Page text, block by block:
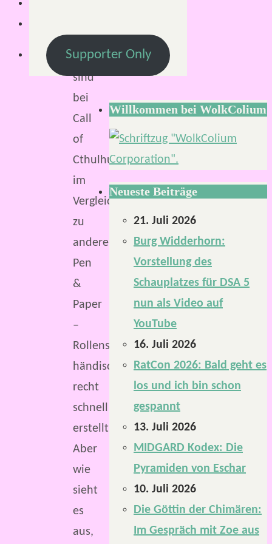
Minuten
Investigator*innen
sind
bei
Call
of
Cthulhu
im
Vergleich
zu
anderen
Pen
&
Paper
–
Rollenspielen
händisch
recht
schnell
erstellt.
Aber
wie
sieht
es
aus,
Supporter Only
Willkommen bei WolkColium
Neueste Beiträge
21. Juli 2026
Burg Widderhorn:
Vorstellung des
Schauplatzes für DSA 5
nun als Video auf
YouTube
16. Juli 2026
RatCon 2026: Bald geht es
los und ich bin schon
gespannt
13. Juli 2026
MIDGARD Kodex: Die
Pyramiden von Eschar
10. Juli 2026
Die Göttin der Chimären:
Im Gespräch mit Zoe aus